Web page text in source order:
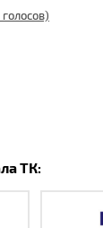
ТК: